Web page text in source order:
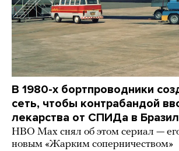
В 1980-х бортпроводники
сеть, чтобы контрабандой
лекарства от СПИДа в
HBO Max снял об этом сериал —
новым «Жарким соперничеством»